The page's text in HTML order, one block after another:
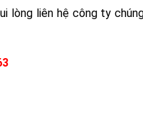
lòng liên hệ công ty